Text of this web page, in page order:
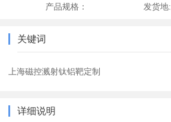
产品规格： 发货地:
关键词
上海磁控溅射钛铝靶定制
详细说明